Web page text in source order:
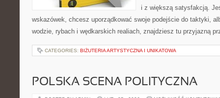
i z większą satysfakcją.
wskazówek, chcesz uporządkować swoje podejście do taktyki,
wodzie, rybach i wędkarskich realiach, znajdziesz tu przyjazną
CATEGORIES: BIŻUTERIA ARTYSTYCZNA I UNIKATOWA
POLSKA SCENA POLITYCZNA